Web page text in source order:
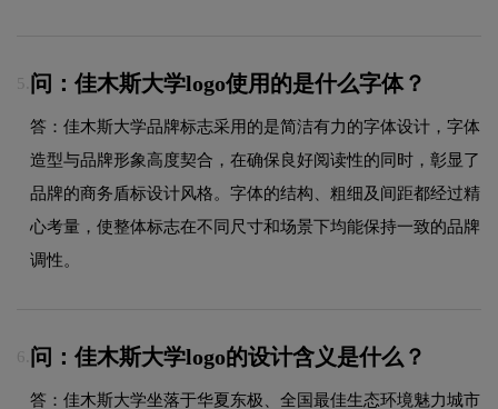
5. 问：佳木斯大学logo使用的是什么字体？
答：佳木斯大学品牌标志采用的是简洁有力的字体设计，字体
造型与品牌形象高度契合，在确保良好阅读性的同时，彰显了
品牌的商务盾标设计风格。字体的结构、粗细及间距都经过精
心考量，使整体标志在不同尺寸和场景下均能保持一致的品牌
调性。
6. 问：佳木斯大学logo的设计含义是什么？
答：佳木斯大学坐落于华夏东极、全国最佳生态环境魅力城市